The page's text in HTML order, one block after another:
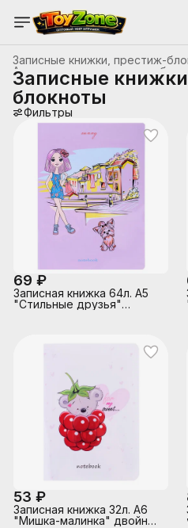
Записные книжки, престиж-
Анкеты, записные книжки,
Канцтовары,
Главная ›
Записные
блокноты
Фильтры
69 ₽
Записная книжка 64л. А5
"Стильные друзья"
53 ₽
Записная книжка 32л. А6
"Мишка-малинка" двойная